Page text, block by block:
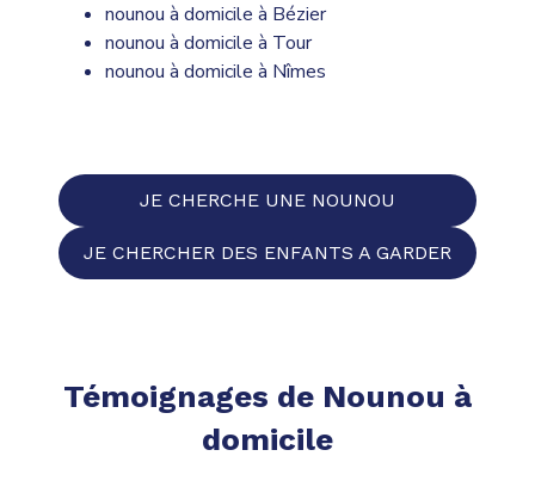
nounou à domicile à Bézier
nounou à domicile à Tour
nounou à domicile à Nîmes
JE CHERCHE UNE NOUNOU
JE CHERCHER DES ENFANTS A GARDER
Témoignages de Nounou à
domicile